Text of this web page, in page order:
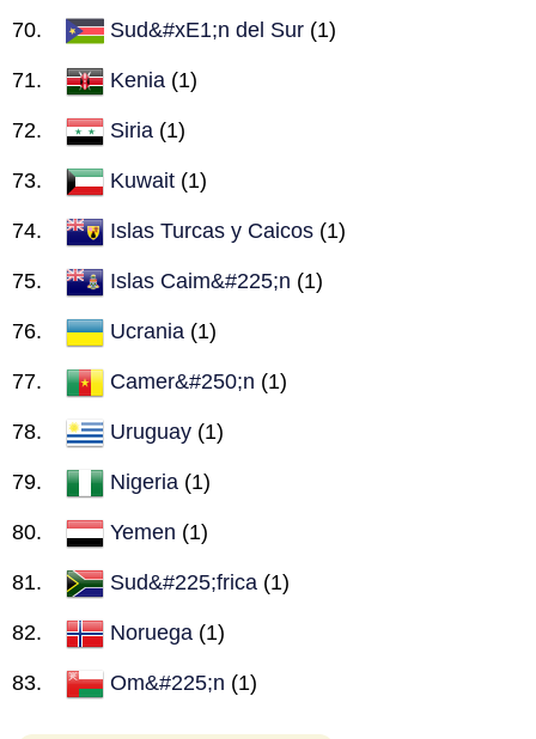
Sud&#xE1;n del Sur (1)
Kenia (1)
Siria (1)
Kuwait (1)
Islas Turcas y Caicos (1)
Islas Caim&#225;n (1)
Ucrania (1)
Camer&#250;n (1)
Uruguay (1)
Nigeria (1)
Yemen (1)
Sud&#225;frica (1)
Noruega (1)
Om&#225;n (1)